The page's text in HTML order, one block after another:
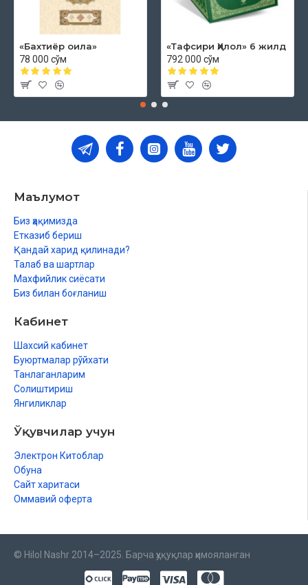
«Бахтиёр оила»
78 000 сўм
«Тафсири Ҳилол» 6 жилд
792 000 сўм
Маълумот
Биз ҳақимизда
Етказиб бериш
Қандай харид қилинади?
Талаб ва шартлар
Махфийлик сиёсати
Биз билан боғланиш
Кабинет
Шахсий кабинет
Буюртмалар рўйхати
Танлаганларим
Солиштириш
Янгиликлар
Ўқувчилар учун
Электрон Китоблар
Обуна
Сайт харитаси
Оммавий оферта
© Hilol Nashr 2014–2025. Барча ҳуқуқлар ҳимояланган